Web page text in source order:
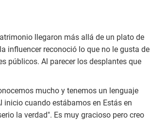
llegaron más allá de un plato de
influencer reconoció lo que no le gusta de
públicos. Al parecer los desplantes que
mucho y tenemos un lenguaje
inicio cuando estábamos en Estás en
la verdad". Es muy gracioso pero creo